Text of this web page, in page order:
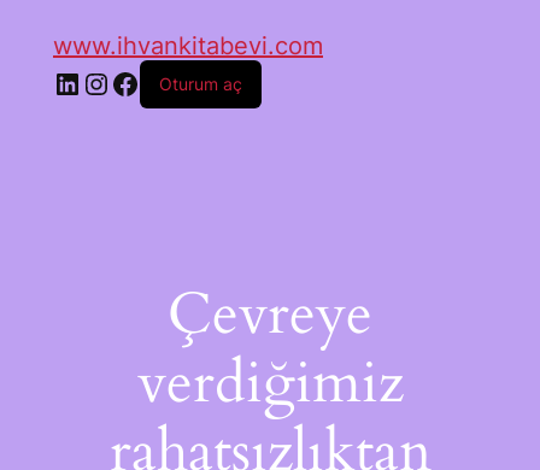
www.ihvankitabevi.com
Oturum aç
Çevreye
verdiğimiz
rahatsızlıktan